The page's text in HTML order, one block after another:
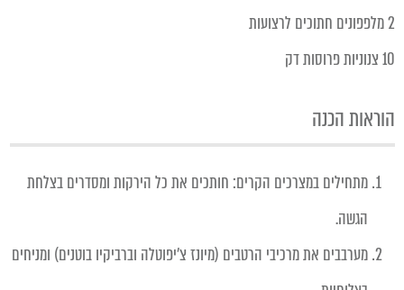
2 מלפפונים חתוכים לרצועות
10 צנוניות פרוסות דק
הוראות הכנה
מתחילים במצרכים הקרים: חותכים את כל הירקות ומסדרים בצלחת
הגשה.
מערבבים את מרכיבי הרטבים (מיונז צ׳יפוטלה וברביקיו בוטנים) ומניחים